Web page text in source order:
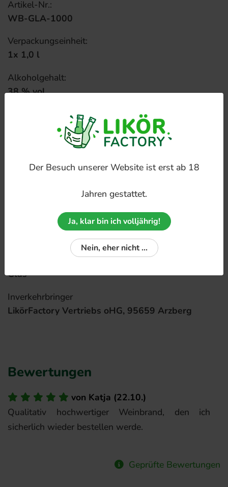
Artikel-Nr.:
WB-GLA-1000
Verpackungseinheit:
1x 1,0 l
Alkoholgehalt:
38 % vol
Glas
Inverkehrbringer
LikörFactory Vertriebs oHG, 95659 Arzberg
Bewertungen
von Katja (22.10.)
Qualitativ hochwertiger Weinbrand, den ich
sicherlich wieder bestellen werde.
Geprüfte Bewertungen
Der Besuch unserer Website ist erst ab 18
Jahren gestattet.
Ja, klar bin ich volljährig!
Nein, eher nicht ...